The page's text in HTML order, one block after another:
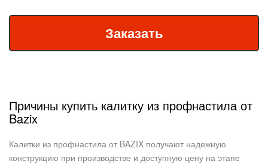
Причины купить калитку из профнастила от
Bazix
Калитки из профнастила от BAZIX получают надежную
конструкцию при производстве и доступную цену на этапе